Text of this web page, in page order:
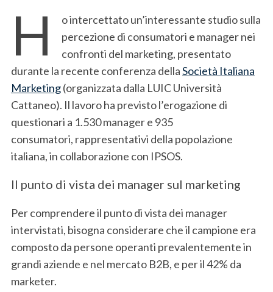
H
o intercettato un’interessante studio sulla
percezione di consumatori e manager nei
confronti del marketing, presentato
durante la recente conferenza dellaSocietà Italiana
Marketing(organizzata dalla LUIC Università
Cattaneo). Il lavoro ha previsto l’erogazione di
questionari a 1.530 manager e 935
consumatori, rappresentativi della popolazione
italiana, in collaborazione con IPSOS.
Il punto di vista dei manager sul marketing
Per comprendere il punto di vista dei manager
intervistati, bisogna considerare che il campione era
composto da persone operanti prevalentemente in
grandi aziende e nel mercato B2B, e per il 42% da
marketer.